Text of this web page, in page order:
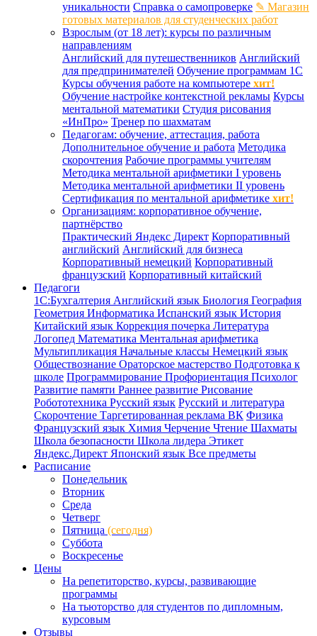
уникальности Справка о самопроверке ✎ Магазин
готовых материалов для студенческих работ
Взрослым (от 18 лет): курсы по различным
направлениям
Английский для путешественников Английский
для предпринимателей Обучение программам 1С
Курсы обучения работе на компьютере хит!
Обучение настройке контекстной рекламы Курсы
ментальной математики Студия рисования
«ИнПро» Тренер по шахматам
Педагогам: обучение, аттестация, работа
Дополнительное обучение и работа Методика
скорочтения Рабочие программы учителям
Методика ментальной арифметики I уровень
Методика ментальной арифметики II уровень
Сертификация по ментальной арифметике хит!
Организациям: корпоративное обучение,
партнёрство
Практический Яндекс Директ Корпоративный
английский Английский для бизнеса
Корпоративный немецкий Корпоративный
французский Корпоративный китайский
Педагоги
1С:Бухгалтерия Английский язык Биология География
Геометрия Информатика Испанский язык История
Китайский язык Коррекция почерка Литература
Логопед Математика Ментальная арифметика
Мультипликация Начальные классы Немецкий язык
Обществознание Ораторское мастерство Подготовка к
школе Программирование Профориентация Психолог
Развитие памяти Раннее развитие Рисование
Робототехника Русский язык Русский и литература
Скорочтение Таргетированная реклама ВК Физика
Французский язык Химия Черчение Чтение Шахматы
Школа безопасности Школа лидера Этикет
Яндекс.Директ Японский язык Все предметы
Расписание
Понедельник
Вторник
Среда
Четверг
Пятница (сегодня)
Суббота
Воскресенье
Цены
На репетиторство, курсы, развивающие
программы
На тьюторство для студентов по дипломным,
курсовым
Отзывы